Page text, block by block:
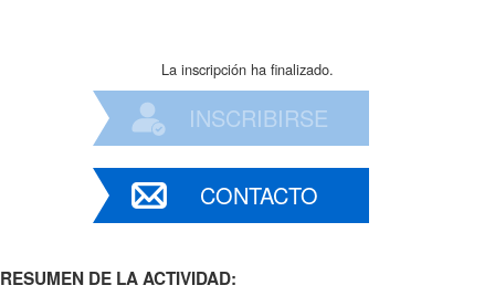
La inscripción ha finalizado.
INSCRIBIRSE
CONTACTO
RESUMEN DE LA ACTIVIDAD: